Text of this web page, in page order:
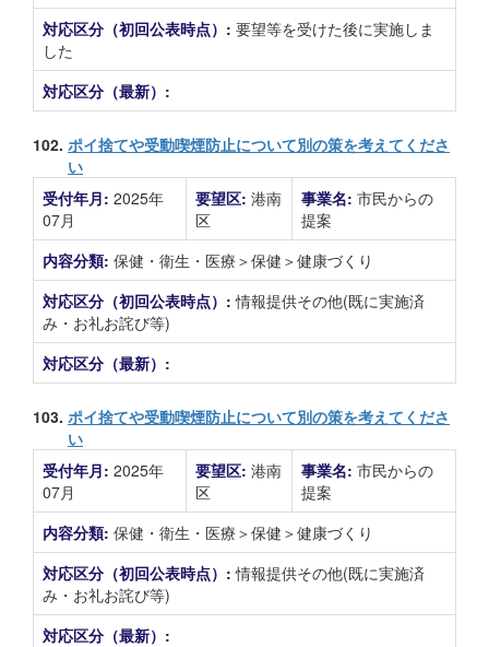
対応区分（初回公表時点）: 要望等を受けた後に実施しま
した
対応区分（最新）:
102. ポイ捨てや受動喫煙防止について別の策を考えてくださ
い
受付年月: 2025年
07月
要望区: 港南
区
事業名: 市民からの
提案
内容分類: 保健・衛生・医療＞保健＞健康づくり
対応区分（初回公表時点）:情報提供その他(既に実施済
み・お礼お詫び等)
対応区分（最新）:
103. ポイ捨てや受動喫煙防止について別の策を考えてくださ
い
受付年月: 2025年
07月
要望区: 港南
区
事業名: 市民からの
提案
内容分類: 保健・衛生・医療＞保健＞健康づくり
対応区分（初回公表時点）:情報提供その他(既に実施済
み・お礼お詫び等)
対応区分（最新）: